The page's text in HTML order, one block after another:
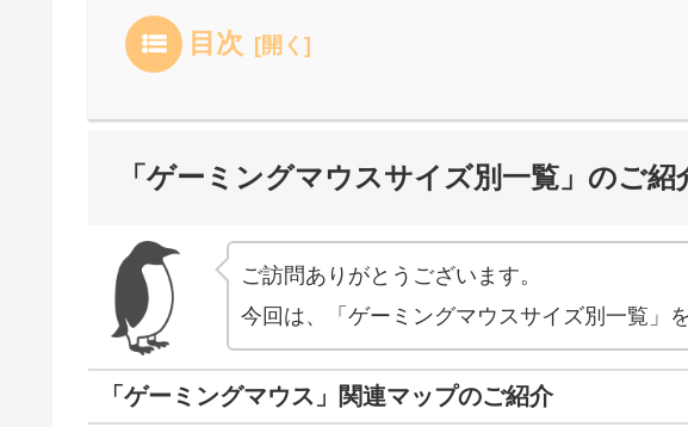
目次
「ゲーミングマウスサイズ別一覧」のご紹
ご訪問ありがとうございます。
今回は、「ゲーミングマウスサイズ別一覧」
「ゲーミングマウス」関連マップのご紹介